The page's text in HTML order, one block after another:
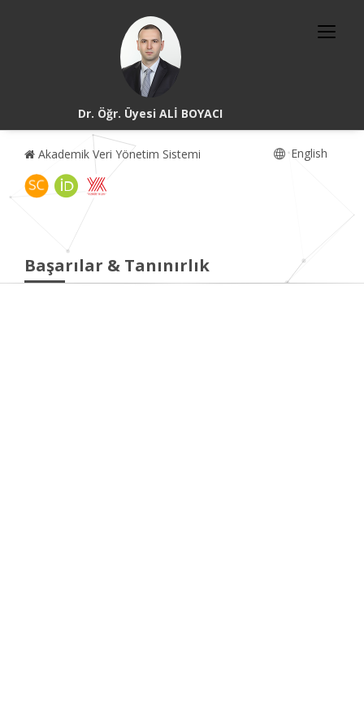
Dr. Öğr. Üyesi ALİ BOYACI
Akademik Veri Yönetim Sistemi English
Başarılar & Tanınırlık